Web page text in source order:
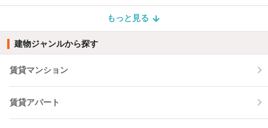
もっと見る
建物ジャンルから探す
賃貸マンション
賃貸アパート